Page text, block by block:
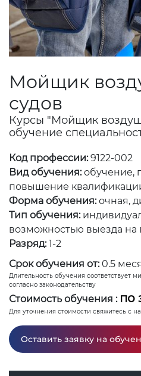
Мойщик
судов
Курсы "Мойщик
обучение
Код профессии:9122-002
Вид обучения: обучение,
повышение
Форма обучения: очная,
Тип обучения:
возможностью выезда на
Разряд: 1-2
Срок обучения от: 0.5
Длительность обучения соответствует
согласно законодательству
Стоимость обучения : по
Для уточнения стоимости свяжитесь с
Оставить заявку на